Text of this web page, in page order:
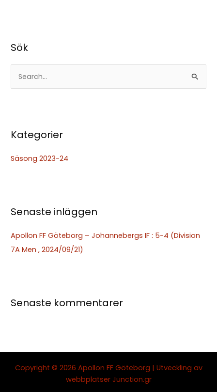
Sök
ö
f
e
Kategorier
Säsong 2023-24
Senaste inläggen
Apollon FF Göteborg – Johannebergs IF : 5-4 (Division
7A Men , 2024/09/21)
Senaste kommentarer
Copyright © 2026 Apollon FF Göteborg | Utveckling av
webbplatser Junction.gr